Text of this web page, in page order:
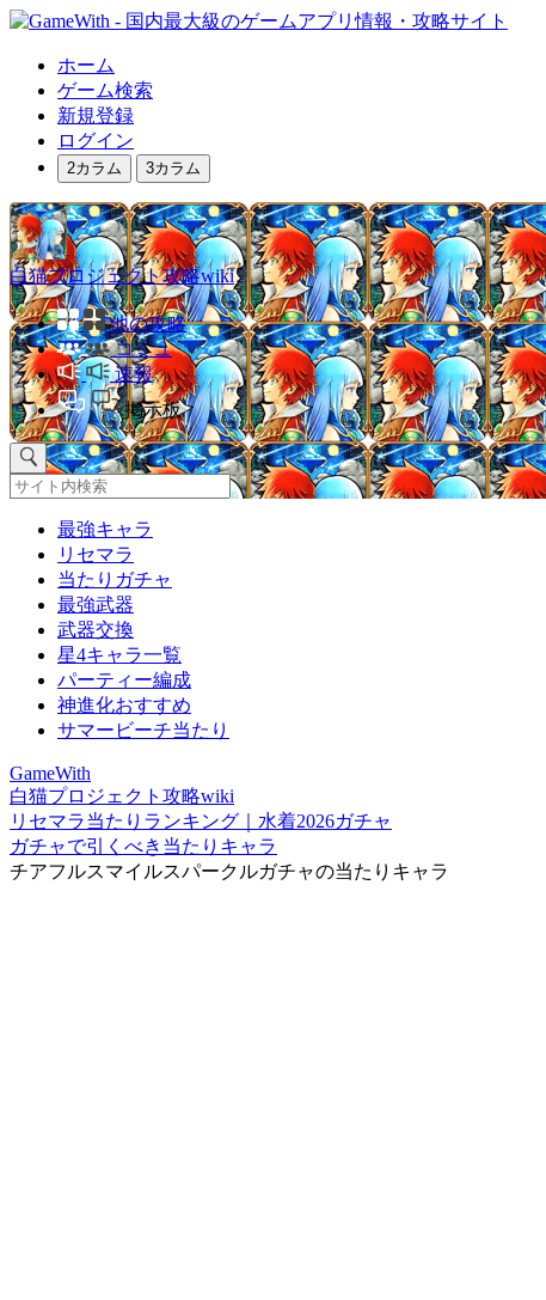
ホーム
ゲーム検索
新規登録
ログイン
2カラム 3カラム
白猫プロジェクト攻略wiki
他の攻略
コミュ
速報
掲示板
最強キャラ
リセマラ
当たりガチャ
最強武器
武器交換
星4キャラ一覧
パーティー編成
神進化おすすめ
サマービーチ当たり
GameWith
白猫プロジェクト攻略wiki
リセマラ当たりランキング｜水着2026ガチャ
ガチャで引くべき当たりキャラ
チアフルスマイルスパークルガチャの当たりキャラ